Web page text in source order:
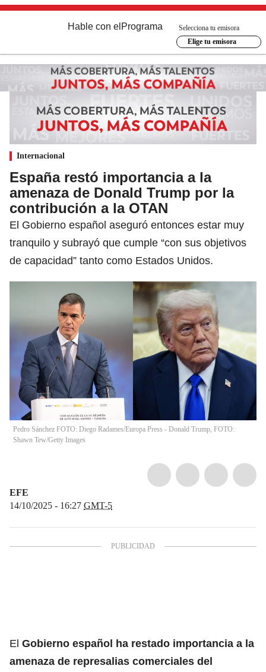
Hable con el Programa
Selecciona tu emisora
Elige tu emisora
Internacional
España restó importancia a la
amenaza de Donald Trump por la
contribución a la OTAN
El Gobierno español aseguró entonces estar muy
tranquilo y subrayó que cumple “con sus objetivos
de capacidad” tanto como Estados Unidos.
Pedro Sánchez FOTO: Diego Radames/Europa Press - Donald Trump, FOTO:
Shawn Tew/Getty Images
EFE
14/10/2025 - 16:27 GMT-5
El Gobierno español ha restado importancia a la
amenaza de represalias comerciales del